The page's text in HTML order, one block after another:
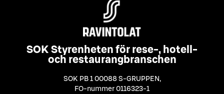
SOK Styrenheten för rese-, hotell-
och restaurangbranschen
SOK PB 1 00088 S-GRUPPEN ,
FO-nummer 0116323-1